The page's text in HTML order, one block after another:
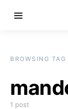
BROWSING TAG
1 post